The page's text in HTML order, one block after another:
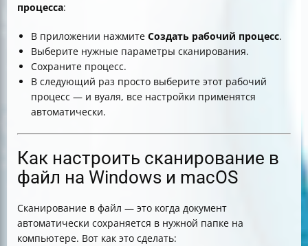
процесса:
В приложении нажмите Создать рабочий процесс.
Выберите нужные параметры сканирования.
Сохраните процесс.
В следующий раз просто выберите этот рабочий
процесс — и вуаля, все настройки применятся
автоматически.
Как настроить сканирование в
файл на Windows и macOS
Сканирование в файл — это когда документ
автоматически сохраняется в нужной папке на
компьютере. Вот как это сделать: